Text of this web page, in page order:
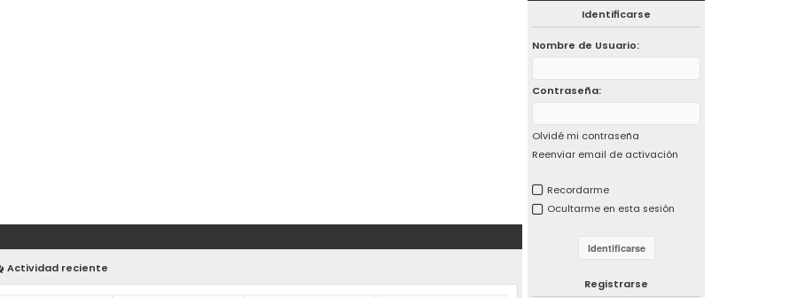
Actividad reciente
Identificarse
Nombre de Usuario:
Contraseña:
Olvidé mi contraseña
Reenviar email de activación
Recordarme
Ocultarme en esta sesión
Registrarse